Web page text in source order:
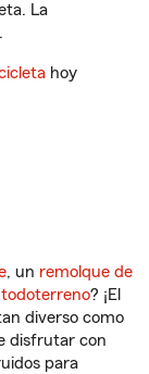
La
hoy
, un remolque de
? ¡El
diverso como
disfrutar con
para